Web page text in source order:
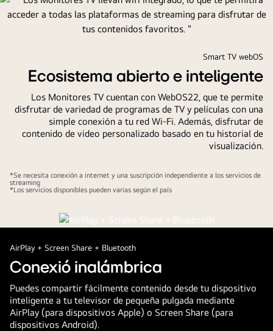
Smart TV webOS
Ecosistema abierto e inteligente
Los Monitores TV cuentan con WebOS22, que te permite
disfrutar de variedad de programas de TV y películas con una
simple conexión a tu red Wi-Fi. Además, disfrutar de
contenido de video personalizado basado en tu historial de
visualización.
*Se necesita conexión a internet y una suscripción independiente a los servicios de
streaming
*Los servicios disponibles pueden varias según el país
AirPlay + Screen Share + Bluetooth
Conexió inalámbrica
Puedes compartir fácilmente contenido desde tu dispositivo
inteligente a tu televisor de pequeña pulgada mediante
AirPlay (para dispositivos Apple) o Screen Share (para
dispositivos Android).